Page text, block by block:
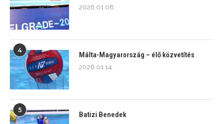
2026.01.08.
4
Málta-Magyarország – élő közvetítés
2026.01.14.
5
Batizi Benedek